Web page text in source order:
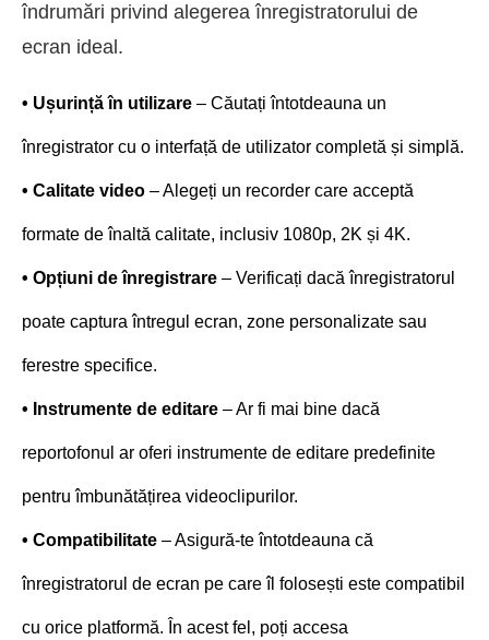
îndrumări privind alegerea înregistratorului de
ecran ideal.
• Ușurință în utilizare – Căutați întotdeauna un
înregistrator cu o interfață de utilizator completă și simplă.
• Calitate video – Alegeți un recorder care acceptă
formate de înaltă calitate, inclusiv 1080p, 2K și 4K.
• Opțiuni de înregistrare – Verificați dacă înregistratorul
poate captura întregul ecran, zone personalizate sau
ferestre specifice.
• Instrumente de editare – Ar fi mai bine dacă
reportofonul ar oferi instrumente de editare predefinite
pentru îmbunătățirea videoclipurilor.
• Compatibilitate – Asigură-te întotdeauna că
înregistratorul de ecran pe care îl folosești este compatibil
cu orice platformă. În acest fel, poți accesa